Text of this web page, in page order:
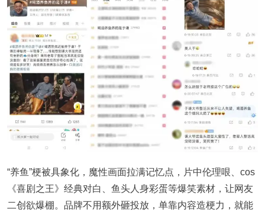
“养鱼”梗被具象化，魔性画面拉满记忆点，片中伦理哏、cos
《喜剧之王》经典对白、鱼头人身彩蛋等爆笑素材，让网友
二创欲爆棚。品牌不用额外砸投放，单靠内容造梗力，就能